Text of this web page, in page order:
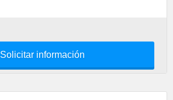
Solicitar información